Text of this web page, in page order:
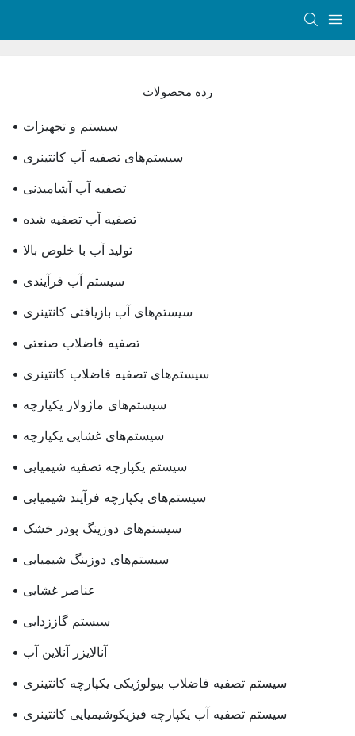
رده محصولات
• سیستم و تجهیزات
• سیستم‌های تصفیه آب کانتینری
• تصفیه آب آشامیدنی
• تصفیه آب تصفیه شده
• تولید آب با خلوص بالا
• سیستم آب فرآیندی
• سیستم‌های آب بازیافتی کانتینری
• تصفیه فاضلاب صنعتی
• سیستم‌های تصفیه فاضلاب کانتینری
• سیستم‌های ماژولار یکپارچه
• سیستم‌های غشایی یکپارچه
• سیستم یکپارچه تصفیه شیمیایی
• سیستم‌های یکپارچه فرآیند شیمیایی
• سیستم‌های دوزینگ پودر خشک
• سیستم‌های دوزینگ شیمیایی
• عناصر غشایی
• سیستم گاززدایی
• آنالایزر آنلاین آب
• سیستم تصفیه فاضلاب بیولوژیکی یکپارچه کانتینری
• سیستم تصفیه آب یکپارچه فیزیکوشیمیایی کانتینری